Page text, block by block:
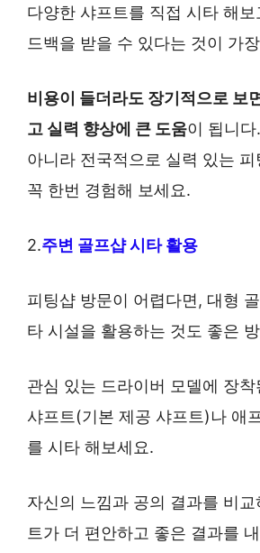
다양한 샤프트를 직접 시타 해보
드백을 받을 수 있다는 것이 가
비용이 들더라도 장기적으로 보
고 실력 향상에 큰 도움이 됩니
아니라 전국적으로 실력 있는 피
꼭 한번 경험해 보세요.
2.주변 골프샵 시타 활용
피팅샵 방문이 어렵다면, 대형
타 시설을 활용하는 것도 좋은
관심 있는 드라이버 모델에 장
샤프트(기본 제공 샤프트)나 애
를 시타 해보세요.
자신의 느낌과 공의 결과를 비
트가 더 편안하고 좋은 결과를